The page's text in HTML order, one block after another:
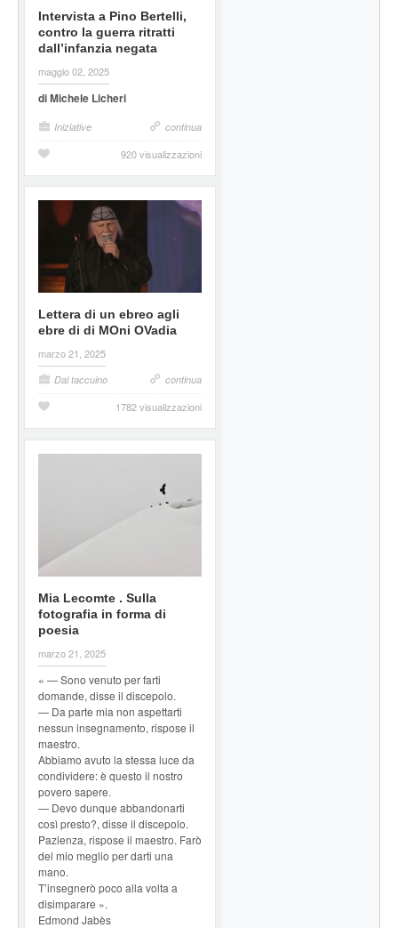
Intervista a Pino Bertelli,
contro la guerra ritratti
dall’infanzia negata
maggio 02, 2025
di Michele Licheri
Iniziative continua
920 visualizzazioni
Lettera di un ebreo agli
ebre di di MOni OVadia
marzo 21, 2025
Dal taccuino continua
1782 visualizzazioni
Mia Lecomte . Sulla
fotografia in forma di
poesia
marzo 21, 2025
« — Sono venuto per farti
domande, disse il discepolo.
— Da parte mia non aspettarti
nessun insegnamento, rispose il
maestro.
Abbiamo avuto la stessa luce da
condividere: è questo il nostro
povero sapere.
— Devo dunque abbandonarti
così presto?, disse il discepolo.
Pazienza, rispose il maestro. Farò
del mio meglio per darti una
mano.
T’insegnerò poco alla volta a
disimparare ».
Edmond Jabès